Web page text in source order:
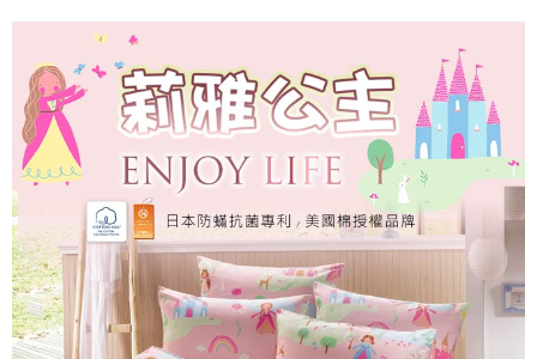
後付繳納相關費用。
※ 交易是否成功請以「AFTEE先享後付 」之結帳頁面顯示為準，若有關於
是否繳費成功／繳費後需取消欲退款等相關疑問，請聯繫「AFTEE先享後付
客戶支援中心」https://netprotections.freshdesk.com/support/home
【注意事項】
１．透過由恩沛科技股份有限公司提供之「AFTEE先享後付」服務完成之交
易，需依本服務之必要範圍內提供個人資料，並將交易相關給付款項請求債
權轉讓予恩沛科技股份有限公司。
２．關於個人資料處理事宜，請瀏覽以下網址：
https://aftee.tw/terms/#terms3
３．未成年的使用者請事先徵得法定代理人或監護人之同意方可使用
「AFTEE先享後付」，若未經同意申辦者引起之損失，本公司不負相關責
任。
４．使用「AFTEE先享後付」時，將依據個別帳號之用戶狀況，依本公司即
時審查核予不同之上限額度；若仍有額度不足之情形，本公司將視審查結果
每筆NT$60，滿NT$499(含以上)免運費
宅配
每筆NT$100，滿NT$499(含以上)免運費
每筆NT$100，滿NT$499(含以上)免運費